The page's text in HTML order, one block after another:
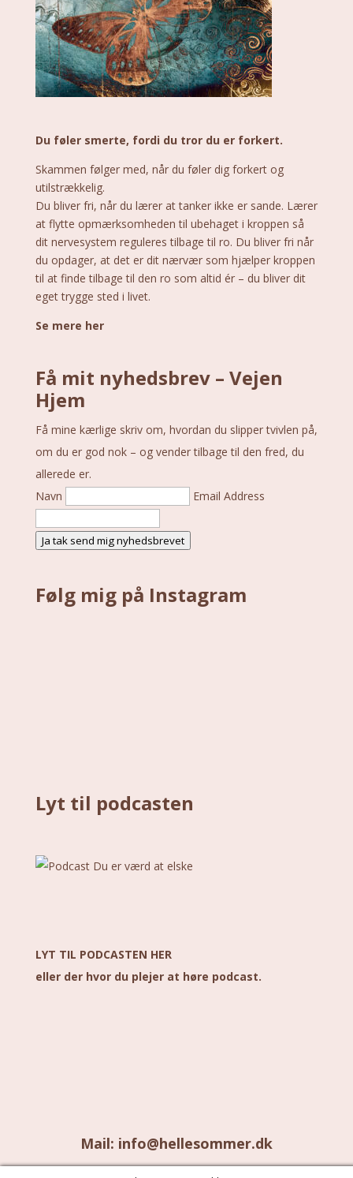
Du føler smerte, fordi du tror du er forkert.
Skammen følger med, når du føler dig forkert og
utilstrækkelig.
Du bliver fri, når du lærer at tanker ikke er sande. Lærer
at flytte opmærksomheden til ubehaget i kroppen så
dit nervesystem reguleres tilbage til ro. Du bliver fri når
du opdager, at det er dit nærvær som hjælper kroppen
til at finde tilbage til den ro som altid ér – du bliver dit
eget trygge sted i livet.
Se mere her
Få mit nyhedsbrev – Vejen
Hjem
Få mine kærlige skriv om, hvordan du slipper tvivlen på,
om du er god nok – og vender tilbage til den fred, du
allerede er.
Navn
Email Address
Ja tak send mig nyhedsbrevet
Følg mig på Instagram
Lyt til podcasten
LYT TIL PODCASTEN HER
eller der hvor du plejer at høre podcast.
Mail: info@hellesommer.dk